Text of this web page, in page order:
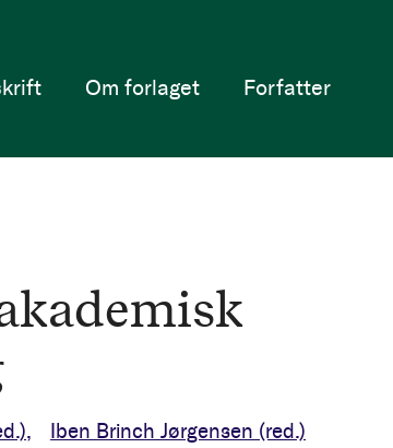
Om forlaget Forfatter
Iben Brinch Jørgensen (red.)